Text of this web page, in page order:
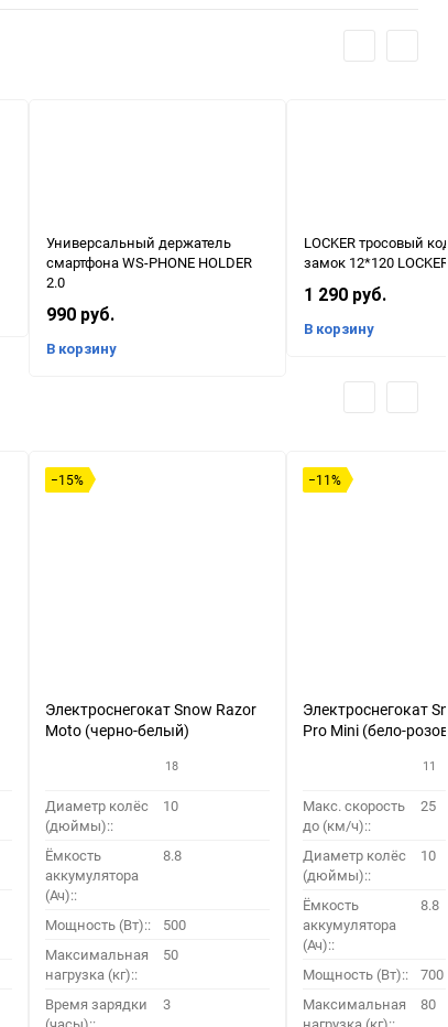
Универсальный держатель
смартфона WS-PHONE HOLDER
2.0
990 руб.
В корзину
LOCKER тросовый
замок 12*120
1 290 руб.
В корзину
−15%
Электроснегокат Snow Razor
Moto (черно-белый)
18
Диаметр колёс
(дюймы)::
10
Ёмкость
аккумулятора
(Ач)::
8.8
Мощность (Вт)::
500
Максимальная
нагрузка (кг)::
50
Время зарядки
3
−11%
Электроснегокат
Pro Mini (бело-
11
Макс. скорость
до (км/ч)::
25
Диаметр колёс
(дюймы)::
10
Ёмкость
аккумулятора
(Ач)::
8.8
Мощность (Вт)::
700
Максимальная
80